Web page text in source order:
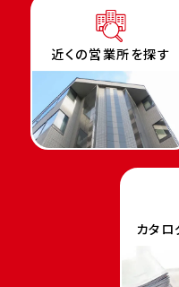
近くの営業所を探す
カタロ